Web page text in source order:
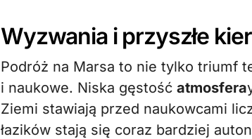
Wyzwania i przyszłe
Podróż na Marsa to nie tylko triumf
i naukowe. Niska gęstość atmosfera
Ziemi stawiają przed naukowcami
łazików stają się coraz bardziej